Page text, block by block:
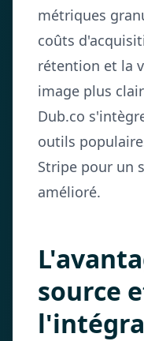
métriques
coûts
rétention et la
image plus
Dub.co
outils
Stripe pour un
amélioré.
source